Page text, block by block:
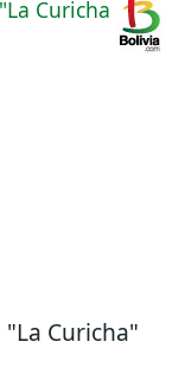
Curicha"